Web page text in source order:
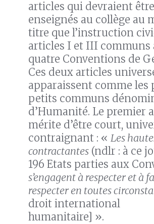
articles qui devraient être
enseignés au collège au
titre que l’instruction
articles I et III communs
quatre Conventions de
Ces deux articles
apparaissent comme les
petits communs
d’Humanité. Le premier
mérite d’être court,
contraignant : « Les
contractantes (ndlr : à ce
196 Etats parties aux
s’engagent à respecter et à
respecter en toutes
droit international
humanitaire] ».